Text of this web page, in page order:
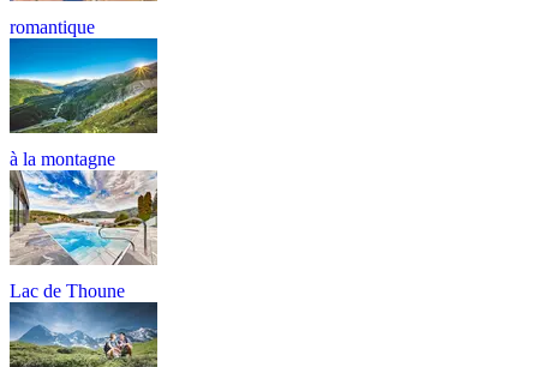
romantique
à la montagne
Lac de Thoune